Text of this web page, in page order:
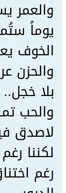
والعمر
يوماً
الخوف
والحزن
بلا خجل..
والحب
لاصدق
لكننا
رغم